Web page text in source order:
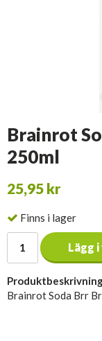
Brainrot
250ml
25,95 kr
Finns i lager
Lägg
Brainrot Soda Brr